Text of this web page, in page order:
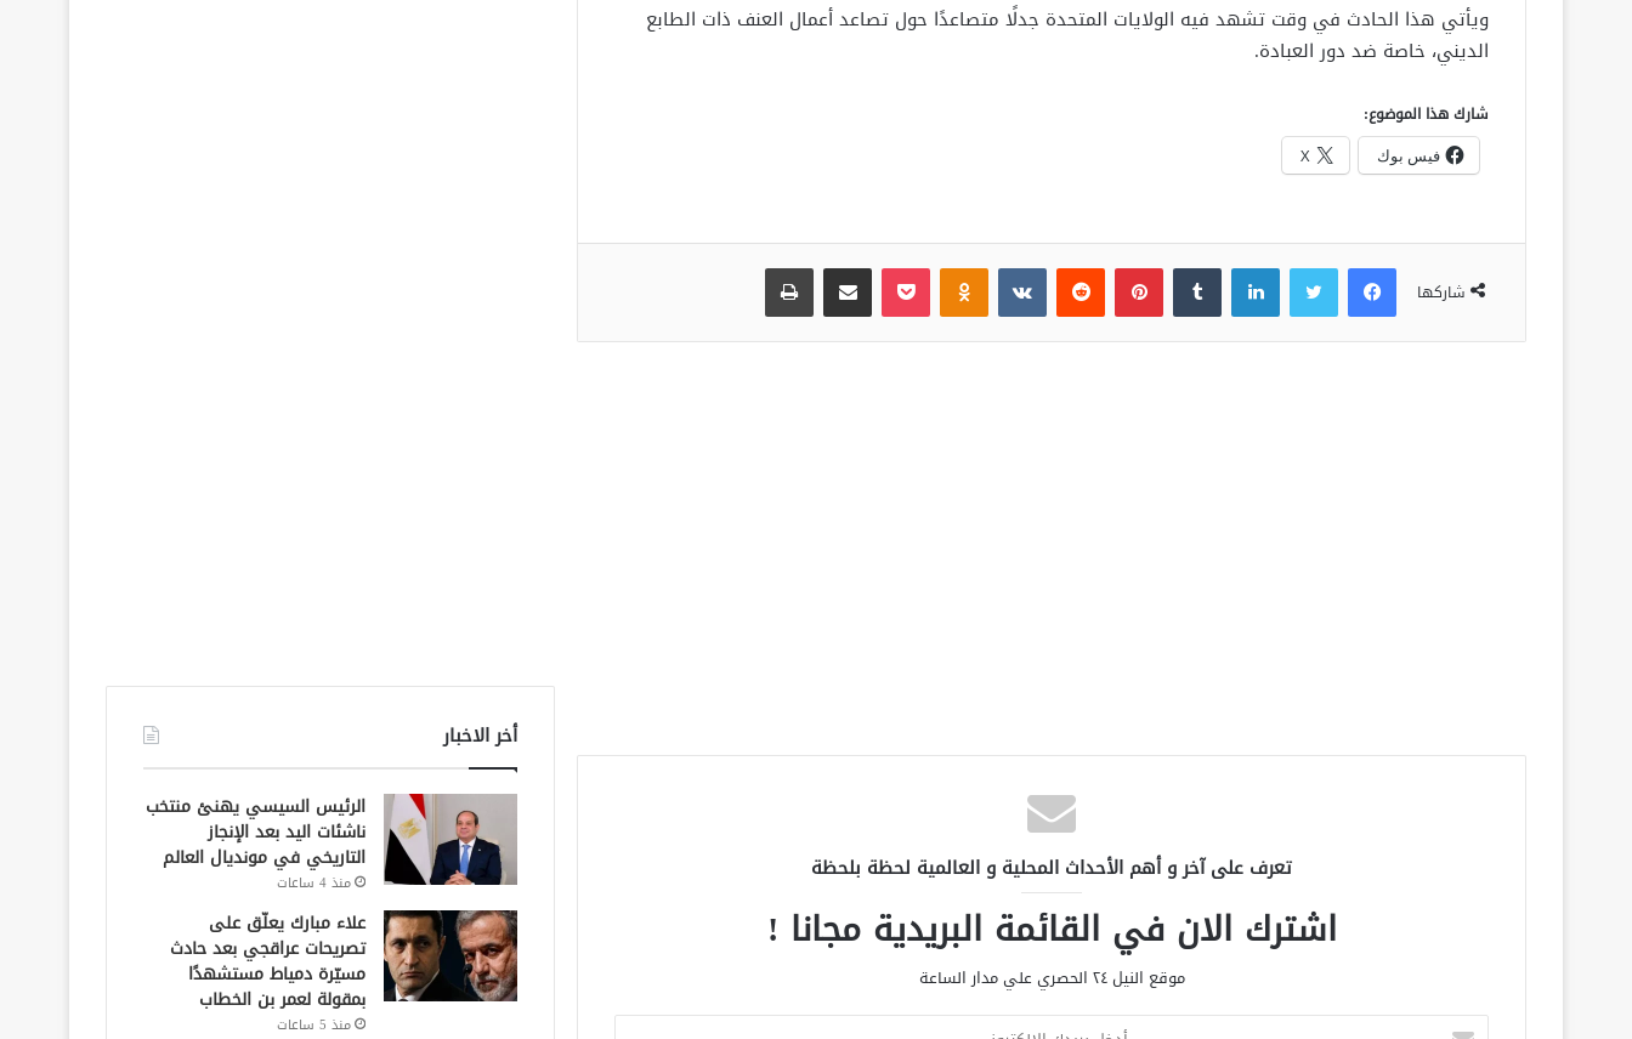
ويأتي هذا الحادث في وقت تشهد فيه الولايات المتحدة جدلًا متصاعدًا حول تصاعد أعمال العنف ذات الطابع
الديني، خاصة ضد دور العبادة.
شارك هذا الموضوع:
فيس بوك X
شاركها
فيسبوك لينكدإن بينتيريست بوكيت
تعرف على آخر و أهم الأحداث المحلية و العالمية لحظة بلحظة
اشترك الان في القائمة البريدية مجانا !
موقع النيل ٢٤ الحصري علي مدار الساعة
أخر الاخبار
الرئيس السيسي يهنئ منتخب
ناشئات اليد بعد الإنجاز
التاريخي في مونديال العالم
منذ 4 ساعات
علاء مبارك يعلّق على
تصريحات عراقجي بعد حادث
مسيّرة دمياط مستشهدًا
بمقولة لعمر بن الخطاب
منذ 5 ساعات